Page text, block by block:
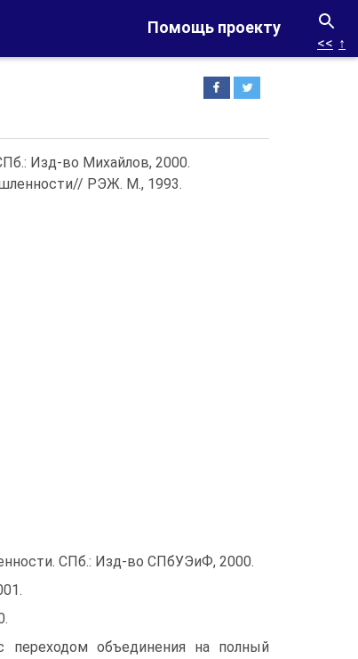
Помощь проекту
<< ↑
Изд-во Михайлов, 2000.
РЭЖ. М., 1993.
СПб.: Изд-во СПбУЭиФ, 2000.
объединения на полный